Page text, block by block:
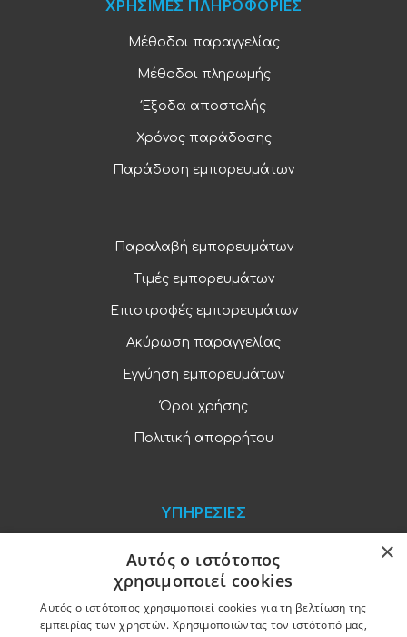
ΧΡΗΣΙΜΕΣ ΠΛΗΡΟΦΟΡΙΕΣ
Μέθοδοι παραγγελίας
Μέθοδοι πληρωμής
Έξοδα αποστολής
Χρόνος παράδοσης
Παράδοση εμπορευμάτων
Παραλαβή εμπορευμάτων
Τιμές εμπορευμάτων
Επιστροφές εμπορευμάτων
Ακύρωση παραγγελίας
Εγγύηση εμπορευμάτων
Όροι χρήσης
Πολιτική απορρήτου
ΥΠΗΡΕΣΙΕΣ
Παραγγελίες και πληρωμές
Χονδρική πώληση
×
Αυτός ο ιστότοπος
χρησιμοποιεί cookies
Αυτός ο ιστότοπος χρησιμοποιεί cookies για τη βελτίωση της
εμπειρίας των χρηστών. Χρησιμοποιώντας τον ιστότοπό μας,